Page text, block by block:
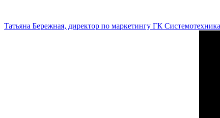
Татьяна Бережная, директор по маркетингу ГК Системотехника